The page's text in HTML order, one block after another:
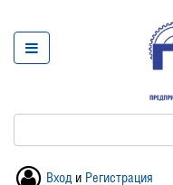
Вход и Регистрация